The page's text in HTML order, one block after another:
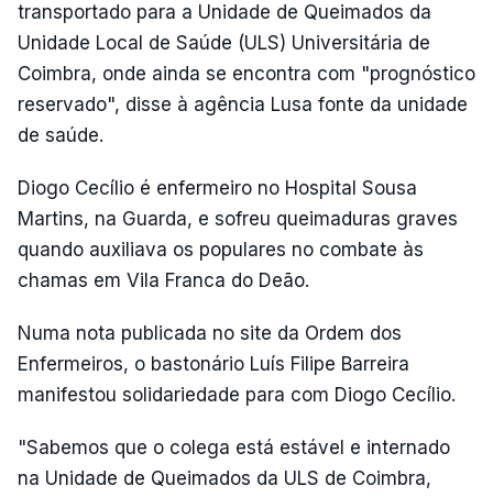
transportado para a Unidade de Queimados da
Unidade Local de Saúde (ULS) Universitária de
Coimbra, onde ainda se encontra com "prognóstico
reservado", disse à agência Lusa fonte da unidade
de saúde.
Diogo Cecílio é enfermeiro no Hospital Sousa
Martins, na Guarda, e sofreu queimaduras graves
quando auxiliava os populares no combate às
chamas em Vila Franca do Deão.
Numa nota publicada no site da Ordem dos
Enfermeiros, o bastonário Luís Filipe Barreira
manifestou solidariedade para com Diogo Cecílio.
"Sabemos que o colega está estável e internado
na Unidade de Queimados da ULS de Coimbra,